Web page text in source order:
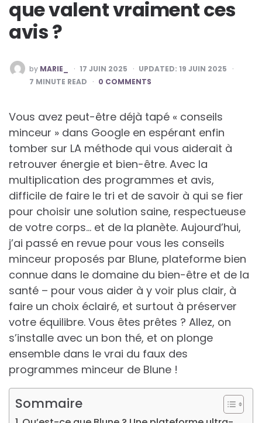
que valent vraiment ces
avis ?
POSTED
BY
by MARIE_ 17 JUIN 2025 UPDATED: 19 JUIN 2025
7 MINUTE READ 0 COMMENTS
Vous avez peut-être déjà tapé « conseils
minceur » dans Google en espérant enfin
tomber sur LA méthode qui vous aiderait à
retrouver énergie et bien-être. Avec la
multiplication des programmes et avis,
difficile de faire le tri et de savoir à qui se fier
pour choisir une solution saine, respectueuse
de votre corps… et de la planète. Aujourd’hui,
j’ai passé en revue pour vous les conseils
minceur proposés par Blune, plateforme bien
connue dans le domaine du bien-être et de la
santé – pour vous aider à y voir plus clair, à
faire un choix éclairé, et surtout à préserver
votre équilibre. Vous êtes prêtes ? Allez, on
s’installe avec un bon thé, et on plonge
ensemble dans le vrai du faux des
programmes minceur de Blune !
Sommaire